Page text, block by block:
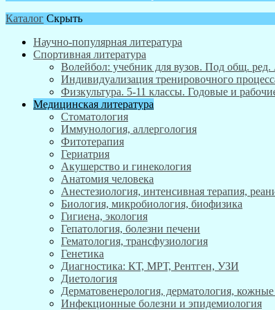
Каталог Скрыть
Научно-популярная литература
Спортивная литература
Волейбол: учебник для вузов. Под общ.
Индивидуализация тренировочного
Физкультура. 5-11 классы. Годовые и
Медицинская литература
Стоматология
Иммунология, аллергология
Фитотерапия
Гериатрия
Акушерство и гинекология
Анатомия человека
Анестезиология, интенсивная терапия,
Биология, микробиология, биофизика
Гигиена, экология
Гепатология, болезни печени
Гематология, трансфузиология
Генетика
Диагностика: КТ, МРТ, Рентген, УЗИ
Диетология
Дерматовенерология, дерматология, кожные
Инфекционные болезни и эпидемиология